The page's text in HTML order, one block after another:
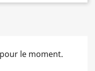
le moment.